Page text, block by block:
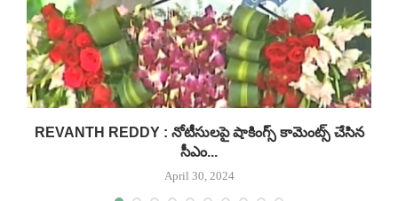
REVANTH REDDY : నోటీసులపై షాకింగ్స్ కామెంట్స్ చేసిన
సీఎం...
April 30, 2024